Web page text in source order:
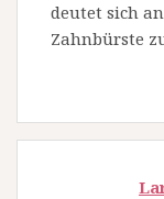
deutet sich
Zahnbürste